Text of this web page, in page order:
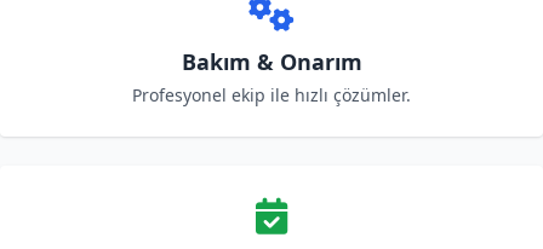
Bakım & Onarım
Profesyonel ekip ile hızlı çözümler.